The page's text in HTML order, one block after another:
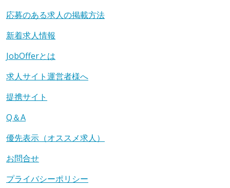
応募のある求人の掲載方法
新着求人情報
JobOfferとは
求人サイト運営者様へ
提携サイト
Q＆A
優先表示（オススメ求人）
お問合せ
プライバシーポリシー